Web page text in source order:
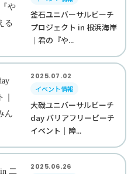
釜石ユニバーサルビーチ
プロジェクト in 根浜海岸
｜君の『や...
2025.07.02
イベント情報
大磯ユニバーサルビーチ
day バリアフリービーチ
イベント｜障...
2025.06.26